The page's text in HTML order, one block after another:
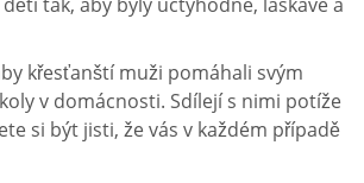
křesťanští muži pomáhali svým
v domácnosti. Sdílejí s nimi potíže
si být jisti, že vás v každém případě